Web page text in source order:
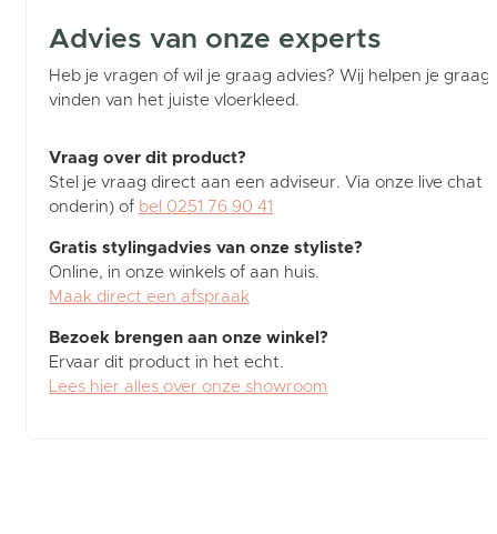
Advies van onze experts
Heb je vragen of wil je graag advies? Wij helpen je graag
vinden van het juiste vloerkleed.
Vraag over dit product?
Stel je vraag direct aan een adviseur. Via onze live chat
onderin) of bel 0251 76 90 41
Gratis stylingadvies van onze styliste?
Online, in onze winkels of aan huis.
Maak direct een afspraak
Bezoek brengen aan onze winkel?
Ervaar dit product in het echt.
Lees hier alles over onze showroom